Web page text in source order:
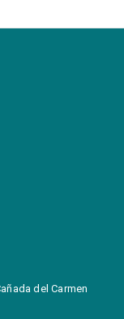
del Carmen